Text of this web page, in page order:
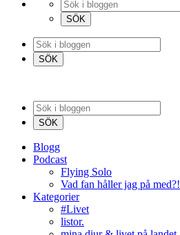
Blogg
Podcast
Flying Solo
Vad fan håller jag på med?!
Kategorier
#Livet
listor.